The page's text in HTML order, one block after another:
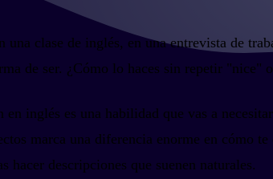
una clase de inglés, en una entrevista de
de ser. ¿Cómo lo haces sin repetir "nice"
inglés es una habilidad que vas a
marca una diferencia enorme en cómo
hacer descripciones que suenen naturales.